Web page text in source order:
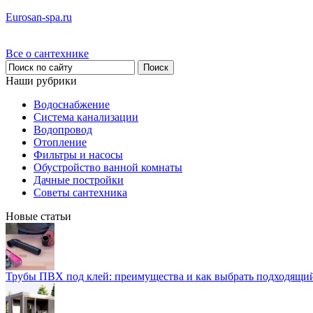
Eurosan-spa.ru
Все о сантехнике
Наши рубрики
Водоснабжение
Система канализации
Водопровод
Отопление
Фильтры и насосы
Обустройство ванной комнаты
Дачные постройки
Советы сантехника
Новые статьи
Трубы ПВХ под клей: преимущества и как выбрать